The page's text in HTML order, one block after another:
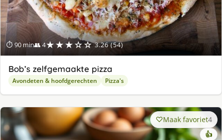
⏱ 90 min👥 4★★★☆☆ 3.26 (54)
Bob’s zelfgemaakte pizza
Avondeten & hoofdgerechten Pizza's
Maak favoriet4
👍